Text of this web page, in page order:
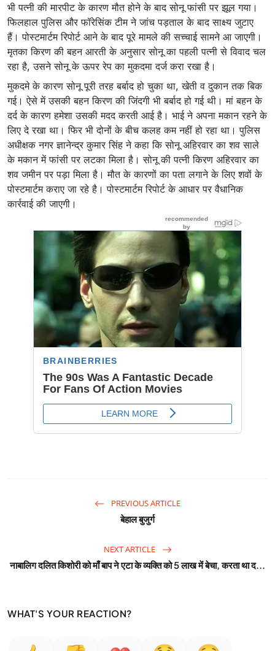
भी पत्नी की मारपीट के कारण मौत होने के बाद सोनू फांसी पर झूल गया।
फिलहाल पुलिस और फॉरेसिंक टीम ने जांच पड़ताल के बाद साक्ष्य जुटाए
हैं। पोस्टमार्टम रिपोर्ट आने के बाद पूरे मामले की सच्चाई सामने आ जाएगी।
मृतका किरण की बहन आरती के अनुसार सोनू का पहली पत्नी से विवाद चल
रहा है, उसने सोनू के ऊपर रेप का मुकदमा दर्ज करा रखा है।
मुकदमे के कारण सोनू पूरी तरह बर्बाद हो चुका था, खेती व दुकान तक बिक
गई। ऐसे में उसकी बहन किरण की जिंदगी भी बर्बाद हो गई थी। मां बहन के
दर्द के कारण हमेशा उसकी मदद करती आई है। भाई ने अपना मकान रहने के
लिए दे रखा था। फिर भी दोनों के बीच कलह कम नहीं हो रहा था। पुलिस
अधीक्षक नगर ज्ञानेन्द्र कुमार सिंह ने कहा कि सोनू अहिरवार का शव साले
के मकान में फांसी पर लटका मिला है। सोनू की पत्नी किरण अहिरवार का
शव जमीन पर पड़ा मिला है। मौत के कारणों का पता लगाने के लिए शवों के
पोस्टमार्टम कराए जा रहे है। पोस्टमार्टम रिपोर्ट के आधार पर वैधानिक
कार्रवाई की जाएगी।
PREVIOUS ARTICLE
बेहाल बुजुर्ग
NEXT ARTICLE
नाबालिग दलित किशोरी को माँ बाप ने एटा के व्यक्ति को 5 लाख में बेचा, करता था द...
WHAT'S YOUR REACTION?